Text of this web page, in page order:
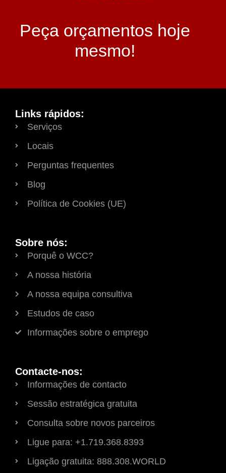
Peça orçamentos hoje
mesmo!
Links rápidos:
Serviços
Locais
Perguntas frequentes
Blog
Política de Cookies (UE)
Sobre nós:
Porquê o WCC?
A nossa história
A nossa equipa consultiva
Estudos de caso
Informações sobre o emprego
Contacte-nos:
Informações de contacto
Sessão estratégica gratuita
Consulta sobre novos parceiros
Ligue para: +1.719.368.8393
Ligação gratuita: 888.308.WORLD